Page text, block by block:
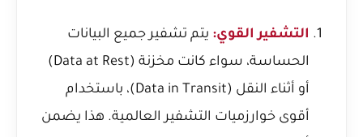
التشفير القوي: يتم تشفير جميع البيانات
الحساسة، سواء كانت مخزنة (Data at Rest)
أو أثناء النقل (Data in Transit)، باستخدام
أقوى خوارزميات التشفير العالمية. هذا يضمن